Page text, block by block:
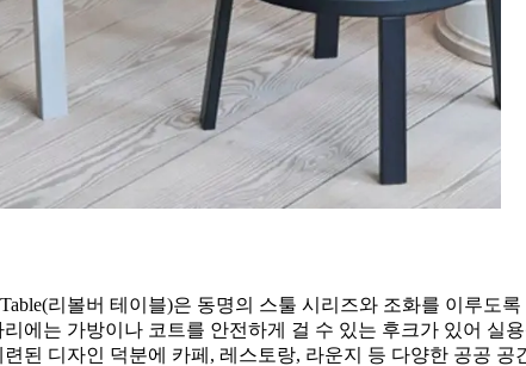
리볼버 테이블)은 동명의 스툴 시리즈와 조화를 이루
에는 가방이나 코트를 안전하게 걸 수 있는 후크가 있어 실
된 디자인 덕분에 카페, 레스토랑, 라운지 등 다양한 공공